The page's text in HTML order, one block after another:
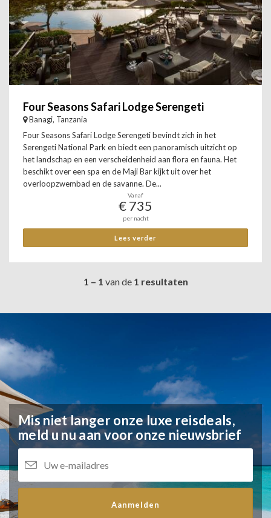
Four Seasons Safari Lodge Serengeti
Banagi, Tanzania
Four Seasons Safari Lodge Serengeti bevindt zich in het
Serengeti National Park en biedt een panoramisch uitzicht op
het landschap en een verscheidenheid aan flora en fauna. Het
beschikt over een spa en de Maji Bar kijkt uit over het
overloopzwembad en de savanne. De...
Vanaf
€ 735
per nacht
Lees verder
1 – 1 van de 1 resultaten
Mis niet langer onze luxe reisdeals,
meld u nu aan voor onze nieuwsbrief
Aanmelden